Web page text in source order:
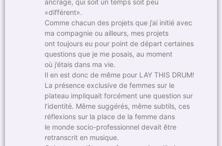
«différent».
Comme chacun des projets que j’ai initié avec
ma compagnie ou ailleurs, mes projets
ont toujours eu pour point de départ certaines
questions que je me posais, au moment
où j’étais dans ma vie.
Il en est donc de même pour LAY THIS DRUM!
La présence exclusive de femmes sur le
plateau impliquait forcément une question sur
l’identité. Même suggérés, même subtils, ces
réflexions sur la place de la femme dans
le monde socio-professionnel devait être
retranscrit en musique.